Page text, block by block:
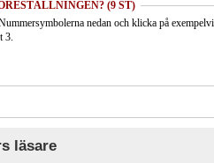
(9 ST)
nedan och klicka på
3.
läsare